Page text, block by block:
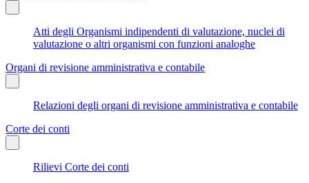
Atti degli Organismi indipendenti di valutazione, nuclei di
valutazione o altri organismi con funzioni analoghe
Organi di revisione amministrativa e contabile
Relazioni degli organi di revisione amministrativa e contabile
Corte dei conti
Rilievi Corte dei conti